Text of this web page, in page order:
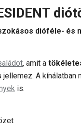
dióféle- és
, amit a
jellemez. A kínálatban
is.